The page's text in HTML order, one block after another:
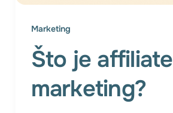
Marketing
Što je affiliate
marketing?